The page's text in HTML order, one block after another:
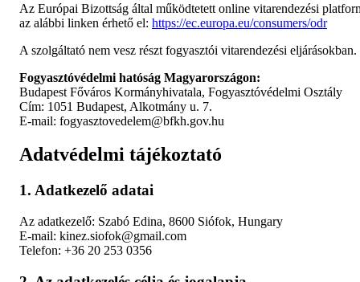
Az Európai Bizottság által működtetett online vitarendezési
az alábbi linken érhető el: https://ec.europa.eu/consumers/odr
A szolgáltató nem vesz részt fogyasztói vitarendezési eljárásokban.
Fogyasztóvédelmi hatóság Magyarországon:
Budapest Főváros Kormányhivatala, Fogyasztóvédelmi Osztály
Cím: 1051 Budapest, Alkotmány u. 7.
E-mail: fogyasztovedelem@bfkh.gov.hu
Adatvédelmi tájékoztató
1. Adatkezelő adatai
Az adatkezelő: Szabó Edina, 8600 Siófok, Hungary
E-mail: kinez.siofok@gmail.com
Telefon: +36 20 253 0356